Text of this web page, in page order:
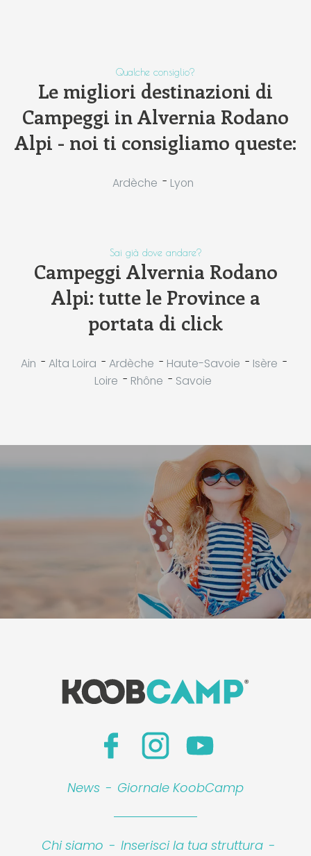
Qualche consiglio?
Le migliori destinazioni di
Campeggi in Alvernia Rodano
Alpi - noi ti consigliamo queste:
Ardèche - Lyon
Sai già dove andare?
Campeggi Alvernia Rodano
Alpi: tutte le Province a
portata di click
Ain - Alta Loira - Ardèche - Haute-Savoie - Isère -
Loire - Rhône - Savoie
News - Giornale KoobCamp
Chi siamo - Inserisci la tua struttura -